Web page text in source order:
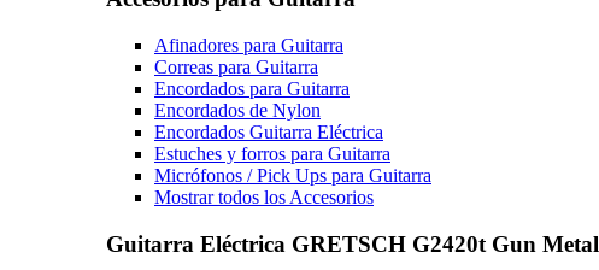
Afinadores para Guitarra
Correas para Guitarra
Encordados para Guitarra
Encordados de Nylon
Encordados Guitarra Eléctrica
Estuches y forros para Guitarra
Micrófonos / Pick Ups para Guitarra
Mostrar todos los Accesorios
Guitarra Eléctrica GRETSCH G2420t Gun Metal